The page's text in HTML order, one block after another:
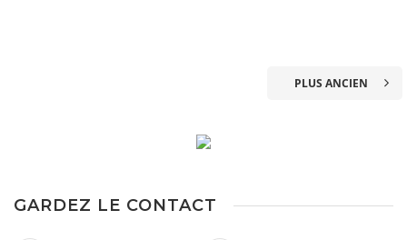
PLUS ANCIEN
GARDEZ LE CONTACT